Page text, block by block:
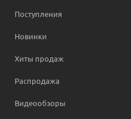
Поступления
Новинки
Хиты продаж
Распродажа
Видеообзоры